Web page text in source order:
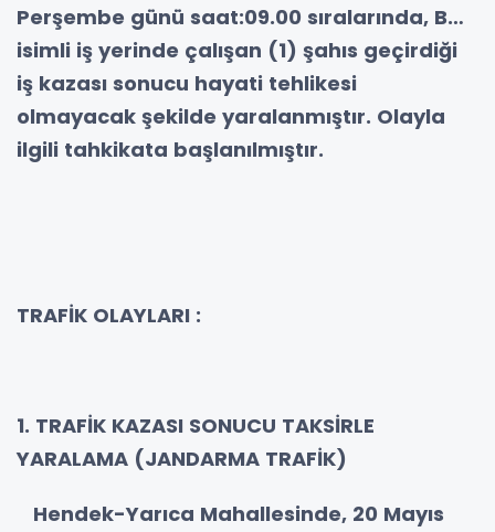
Perşembe günü saat:09.00 sıralarında, B…
isimli iş yerinde çalışan (1) şahıs geçirdiği
iş kazası sonucu hayati tehlikesi
olmayacak şekilde yaralanmıştır. Olayla
ilgili tahkikata başlanılmıştır.
TRAFİK OLAYLARI :
1. TRAFİK KAZASI SONUCU TAKSİRLE
YARALAMA (JANDARMA TRAFİK)
Hendek-Yarıca Mahallesinde, 20 Mayıs